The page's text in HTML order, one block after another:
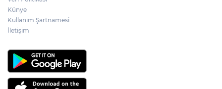
Künye
Kullanım Şartnamesi
İletişim